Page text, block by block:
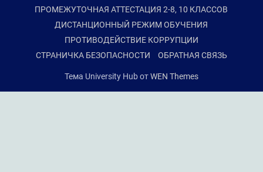
ПРОМЕЖУТОЧНАЯ АТТЕСТАЦИЯ 2-8, 10 КЛАССОВ
ДИСТАНЦИОННЫЙ РЕЖИМ ОБУЧЕНИЯ
ПРОТИВОДЕЙСТВИЕ КОРРУПЦИИ
СТРАНИЧКА БЕЗОПАСНОСТИ
ОБРАТНАЯ СВЯЗЬ
Тема University Hub отWEN Themes